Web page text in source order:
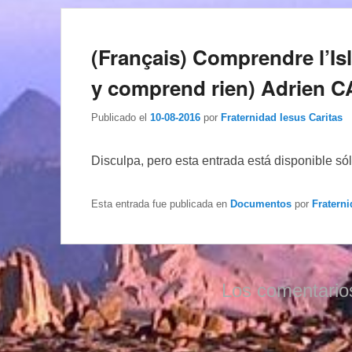
(Français) Comprendre
y comprend rien) Adrien
Publicado el 10-08-2016 por Fraternidad Iesus Caritas
Disculpa, pero esta entrada está disponible
Esta entrada fue publicada en Documentos por
Los